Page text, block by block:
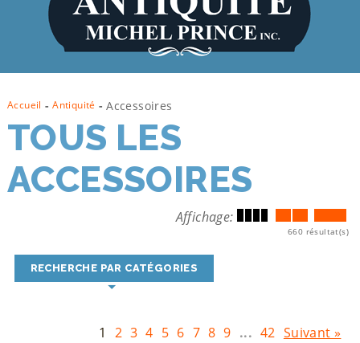
Accueil - Antiquité - Accessoires
TOUS LES
ACCESSOIRES
Affichage:
660 résultat(s)
RECHERCHE PAR CATÉGORIES
1 2 3 4 5 6 7 8 9 ... 42 Suivant »